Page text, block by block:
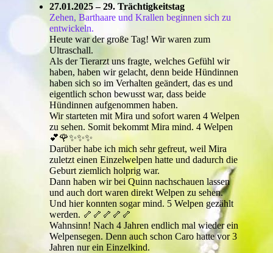
27.01.2025 – 29. Trächtigkeitstag
Zehen, Barthaare und Krallen beginnen sich zu
entwickeln.
Heute war der große Tag! Wir waren zum
Ultraschall.
Als der Tierarzt uns fragte, welches Gefühl wir
haben, haben wir gelacht, denn beide Hündinnen
haben sich so im Verhalten geändert, das es und
eigentlich schon bewusst war, dass beide
Hündinnen aufgenommen haben.
Wir starteten mit Mira und sofort waren 4 Welpen
zu sehen. Somit bekommt Mira mind. 4 Welpen
💕🌹✨✨✨
Darüber habe ich mich sehr gefreut, weil Mira
zuletzt einen Einzelwelpen hatte und dadurch die
Geburt ziemlich holprig war.
Dann haben wir bei Quinn nachschauen lassen
und auch dort waren direkt Welpen zu sehen.
Und hier konnten sogar mind. 5 Welpen gezählt
werden. 🦴🦴🦴🦴🦴
Wahnsinn! Nach 4 Jahren endlich mal wieder ein
Welpensegen. Denn auch schon Caro hatte vor 3
Jahren nur ein Einzelkind.